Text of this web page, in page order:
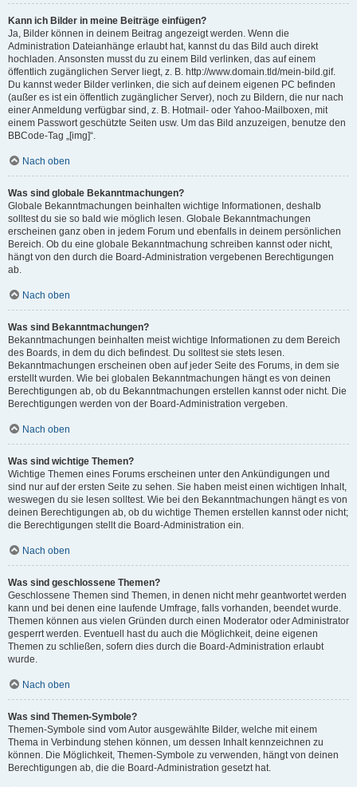
Kann ich Bilder in meine Beiträge einfügen?
Ja, Bilder können in deinem Beitrag angezeigt werden. Wenn die
Administration Dateianhänge erlaubt hat, kannst du das Bild auch direkt
hochladen. Ansonsten musst du zu einem Bild verlinken, das auf einem
öffentlich zugänglichen Server liegt, z. B. http://www.domain.tld/mein-bild.gif.
Du kannst weder Bilder verlinken, die sich auf deinem eigenen PC befinden
(außer es ist ein öffentlich zugänglicher Server), noch zu Bildern, die nur nach
einer Anmeldung verfügbar sind, z. B. Hotmail- oder Yahoo-Mailboxen, mit
einem Passwort geschützte Seiten usw. Um das Bild anzuzeigen, benutze den
BBCode-Tag „[img]“.
Nach oben
Was sind globale Bekanntmachungen?
Globale Bekanntmachungen beinhalten wichtige Informationen, deshalb
solltest du sie so bald wie möglich lesen. Globale Bekanntmachungen
erscheinen ganz oben in jedem Forum und ebenfalls in deinem persönlichen
Bereich. Ob du eine globale Bekanntmachung schreiben kannst oder nicht,
hängt von den durch die Board-Administration vergebenen Berechtigungen
ab.
Nach oben
Was sind Bekanntmachungen?
Bekanntmachungen beinhalten meist wichtige Informationen zu dem Bereich
des Boards, in dem du dich befindest. Du solltest sie stets lesen.
Bekanntmachungen erscheinen oben auf jeder Seite des Forums, in dem sie
erstellt wurden. Wie bei globalen Bekanntmachungen hängt es von deinen
Berechtigungen ab, ob du Bekanntmachungen erstellen kannst oder nicht. Die
Berechtigungen werden von der Board-Administration vergeben.
Nach oben
Was sind wichtige Themen?
Wichtige Themen eines Forums erscheinen unter den Ankündigungen und
sind nur auf der ersten Seite zu sehen. Sie haben meist einen wichtigen Inhalt,
weswegen du sie lesen solltest. Wie bei den Bekanntmachungen hängt es von
deinen Berechtigungen ab, ob du wichtige Themen erstellen kannst oder nicht;
die Berechtigungen stellt die Board-Administration ein.
Nach oben
Was sind geschlossene Themen?
Geschlossene Themen sind Themen, in denen nicht mehr geantwortet werden
kann und bei denen eine laufende Umfrage, falls vorhanden, beendet wurde.
Themen können aus vielen Gründen durch einen Moderator oder Administrator
gesperrt werden. Eventuell hast du auch die Möglichkeit, deine eigenen
Themen zu schließen, sofern dies durch die Board-Administration erlaubt
wurde.
Nach oben
Was sind Themen-Symbole?
Themen-Symbole sind vom Autor ausgewählte Bilder, welche mit einem
Thema in Verbindung stehen können, um dessen Inhalt kennzeichnen zu
können. Die Möglichkeit, Themen-Symbole zu verwenden, hängt von deinen
Berechtigungen ab, die die Board-Administration gesetzt hat.